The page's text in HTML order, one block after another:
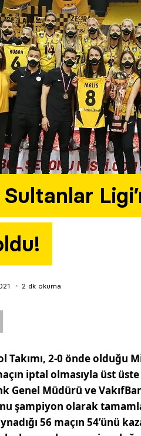
2 dk okuma
Takımı, 2-0 önde olduğu
iptal olmasıyla üst
Genel Müdürü ve
şampiyon olarak
56 maçın 54’ünü